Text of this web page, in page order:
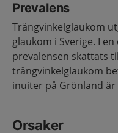
Prevalens
Trångvinkelglaukom
glaukom i Sverige. I
prevalensen skattats
trångvinkelglaukom
inuiter på Grönland är
Orsaker